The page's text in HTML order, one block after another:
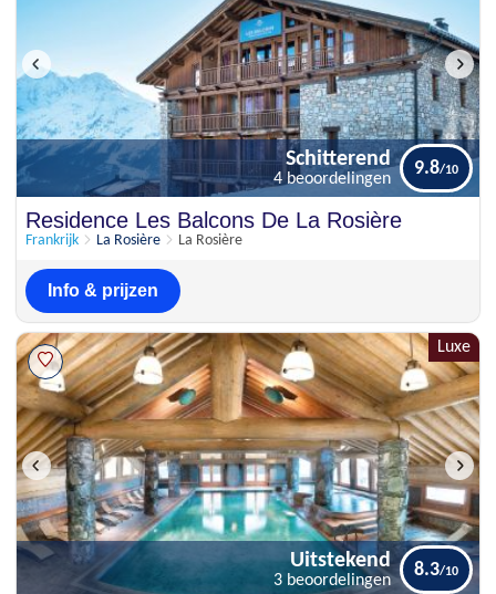
Schitterend
Residence Les Balcons De La Rosière
Frankrijk La Rosière La Rosière
Schitterend
4 beoordelingen
9.8
Info & prijzen
Luxe
Uitstekend
3 beoordelingen
8.3